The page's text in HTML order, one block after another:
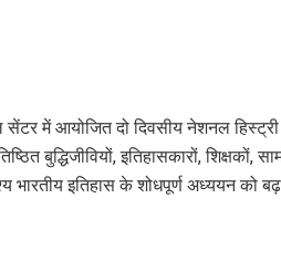
सेंटर में आयोजित दो दिवसीय नेशनल
बुद्धिजीवियों, इतिहासकारों, शिक्षकों,
भारतीय इतिहास के शोधपूर्ण अध्ययन को